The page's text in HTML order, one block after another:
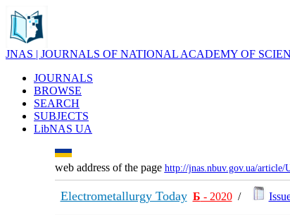
JNAS | JOURNALS OF NATIONAL ACADEMY OF
JOURNALS
BROWSE
SEARCH
SUBJECTS
LibNAS UA
web address of the page http://jnas.nbuv.gov.ua/article/
Electrometallurgy Today Б - 2020/